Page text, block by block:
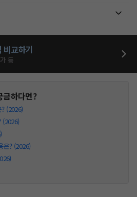
비교하기
등
금하다면?
(2026)
(2026)
은? (2026)